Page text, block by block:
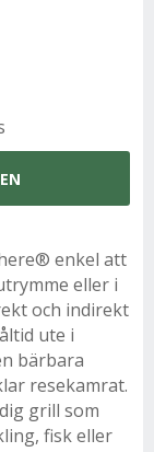
enkel att
eller i
och indirekt
ute i
bärbara
resekamrat.
grill som
fisk eller